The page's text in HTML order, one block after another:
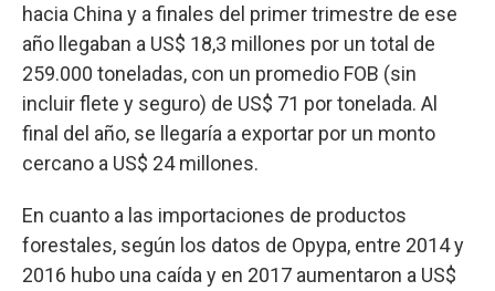
hacia China y a finales del primer trimestre de ese
año llegaban a US$ 18,3 millones por un total de
259.000 toneladas, con un promedio FOB (sin
incluir flete y seguro) de US$ 71 por tonelada. Al
final del año, se llegaría a exportar por un monto
cercano a US$ 24 millones.
En cuanto a las importaciones de productos
forestales, según los datos de Opypa, entre 2014 y
2016 hubo una caída y en 2017 aumentaron a US$